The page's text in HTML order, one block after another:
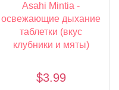
Asahi Mintia -
освежающие дыхание
таблетки (вкус
клубники и мяты)
$3.99